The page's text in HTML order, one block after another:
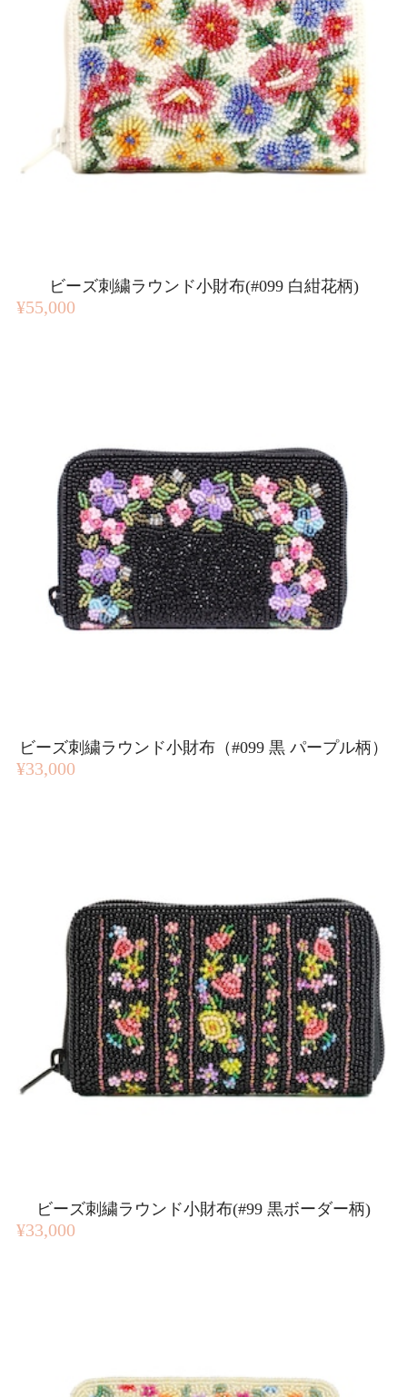
ビーズ刺繍ラウンド小財布(#099 白紺花柄)
¥55,000
ビーズ刺繍ラウンド小財布（#099 黒 パープル柄）
¥33,000
ビーズ刺繍ラウンド小財布(#99 黒ボーダー柄)
¥33,000